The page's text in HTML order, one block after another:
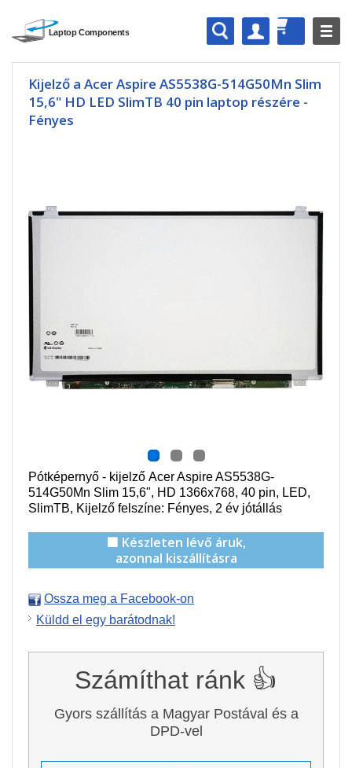
Kijelző a Acer Aspire AS5538G-514G50Mn Slim
15,6" HD LED SlimTB 40 pin laptop részére -
Fényes
Pótképernyő - kijelző Acer Aspire AS5538G-
514G50Mn Slim 15,6", HD 1366x768, 40 pin, LED,
SlimTB, Kijelző felszíne: Fényes, 2 év jótállás
🟩 Készleten lévő áruk,
azonnal kiszállításra
Ossza meg a Facebook-on
Küldd el egy barátodnak!
Számíthat ránk 👍
Gyors szállítás a Magyar Postával és a
DPD-vel